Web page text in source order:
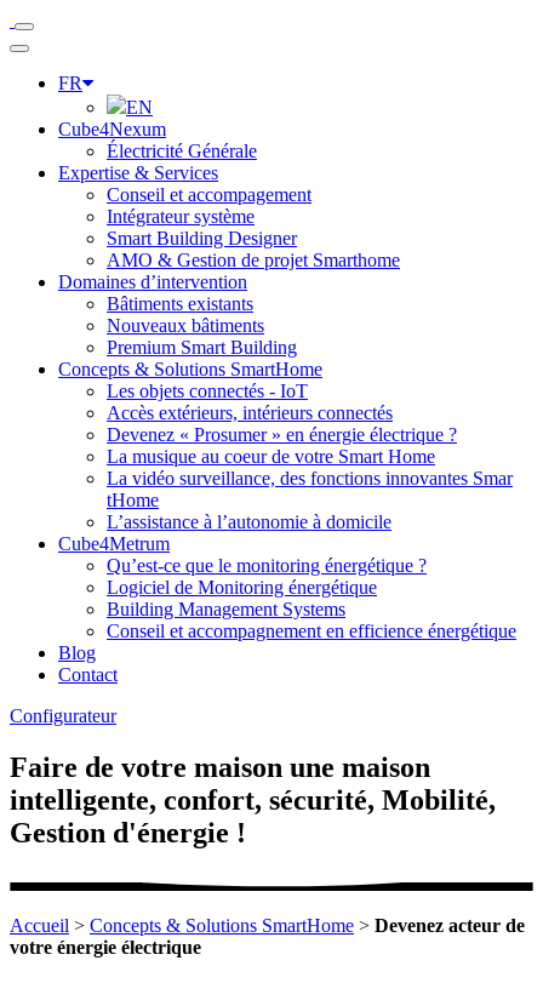
FR
EN
Cube4Nexum
Électricité Générale
Expertise & Services
Conseil et accompagement
Intégrateur système
Smart Building Designer
AMO & Gestion de projet Smarthome
Domaines d’intervention
Bâtiments existants
Nouveaux bâtiments
Premium Smart Building
Concepts & Solutions SmartHome
Les objets connectés - IoT
Accès extérieurs, intérieurs connectés
Devenez « Prosumer » en énergie électrique ?
La musique au coeur de votre Smart Home
La vidéo surveillance, des fonctions innovantes Smar
tHome
L’assistance à l’autonomie à domicile
Cube4Metrum
Qu’est-ce que le monitoring énergétique ?
Logiciel de Monitoring énergétique
Building Management Systems
Conseil et accompagnement en efficience énergétique
Blog
Contact
Configurateur
Faire de votre maison une maison
intelligente, confort, sécurité, Mobilité,
Gestion d'énergie !
Accueil > Concepts & Solutions SmartHome > Devenez acteur de
votre énergie électrique